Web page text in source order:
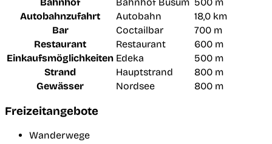
Autobahnzufahrt
Autobahn
18,0 km
Bar
Coctailbar
700 m
Restaurant
Restaurant
600 m
Einkaufsmöglichkeiten Edeka
500 m
Strand
Hauptstrand
800 m
Gewässer
Nordsee 800 m
Freizeitangebote
Wanderwege